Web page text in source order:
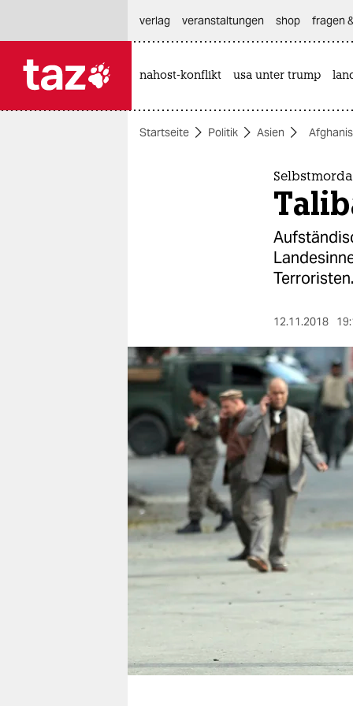
themen
berlin
nord
wahrheit
verlag
verlag
veranstaltungen
fragen & hilfe
unterstützen
genossenschaft
verlag
veranstaltungen shop fragen
nahost-konflikt usa unter trump
Startseite Politik Asien
Terroristen.
12.11.2018